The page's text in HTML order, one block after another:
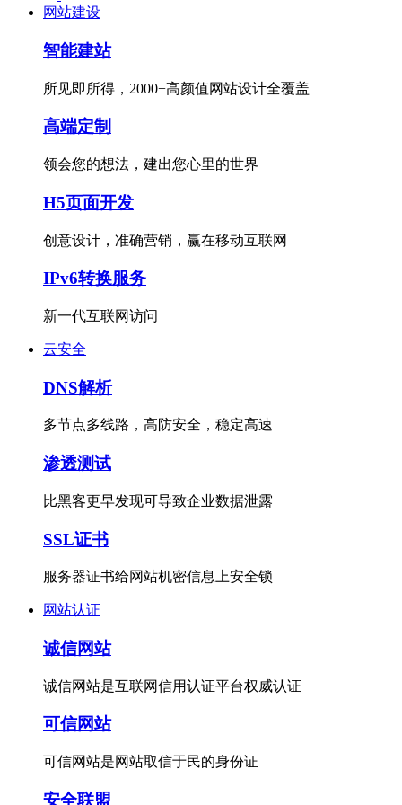
网站建设
智能建站
所见即所得，2000+高颜值网站设计全覆盖
高端定制
领会您的想法，建出您心里的世界
H5页面开发
创意设计，准确营销，赢在移动互联网
IPv6转换服务
新一代互联网访问
云安全
DNS解析
多节点多线路，高防安全，稳定高速
渗透测试
比黑客更早发现可导致企业数据泄露
SSL证书
服务器证书给网站机密信息上安全锁
网站认证
诚信网站
诚信网站是互联网信用认证平台权威认证
可信网站
可信网站是网站取信于民的身份证
安全联盟